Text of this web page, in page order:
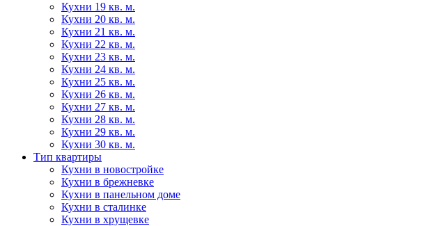
Кухни 19 кв. м.
Кухни 20 кв. м.
Кухни 21 кв. м.
Кухни 22 кв. м.
Кухни 23 кв. м.
Кухни 24 кв. м.
Кухни 25 кв. м.
Кухни 26 кв. м.
Кухни 27 кв. м.
Кухни 28 кв. м.
Кухни 29 кв. м.
Кухни 30 кв. м.
Тип квартиры
Кухни в новостройке
Кухни в брежневке
Кухни в панельном доме
Кухни в сталинке
Кухни в хрущевке